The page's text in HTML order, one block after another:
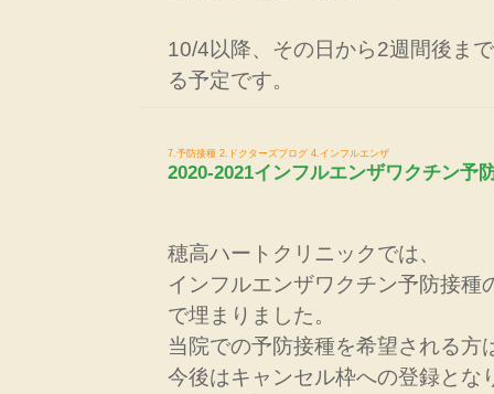
10/4以降、その日から2週間後ま
る予定です。
7.予防接種 2.ドクターズブログ 4.インフルエンザ
2020-2021インフルエンザワクチン
穂高ハートクリニックでは、
インフルエンザワクチン予防接種
で埋まりました。
当院での予防接種を希望される方
今後はキャンセル枠への登録とな